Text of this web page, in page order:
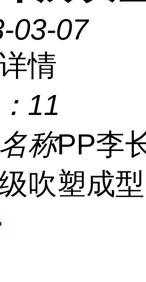
03-07
情
11
称PP李
吹塑成型